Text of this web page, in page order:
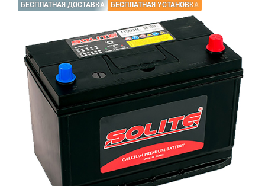
БЕСПЛАТНАЯ ДОСТАВКА БЕСПЛАТНАЯ УСТАНОВКА